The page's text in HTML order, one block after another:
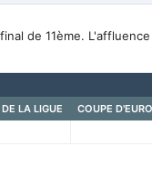
de 11ème.
LA LIGUE COUPE